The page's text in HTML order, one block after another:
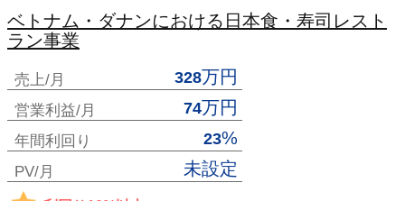
ベトナム・ダナンにおける日本食・寿司レスト
ラン事業
売上/月 328万円
営業利益/月 74万円
年間利回り 23%
PV/月 未設定